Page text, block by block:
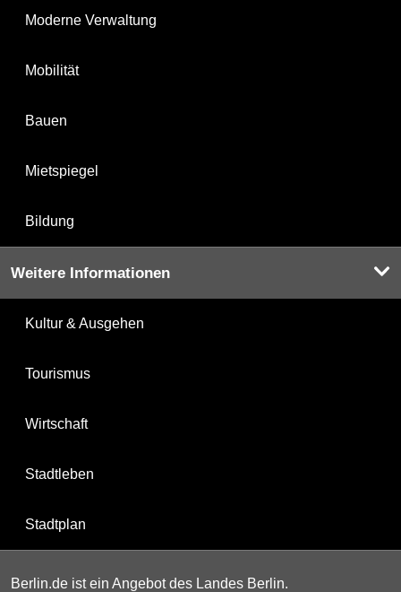
Moderne Verwaltung
Mobilität
Bauen
Mietspiegel
Bildung
Weitere Informationen
Kultur & Ausgehen
Tourismus
Wirtschaft
Stadtleben
Stadtplan
Berlin.de ist ein Angebot des Landes Berlin.